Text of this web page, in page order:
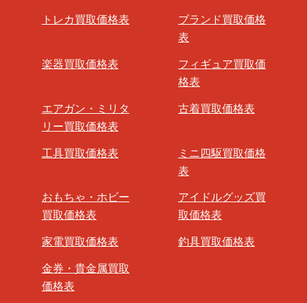
トレカ買取価格表
ブランド買取価格
表
楽器買取価格表
フィギュア買取価
格表
エアガン・ミリタ
リー買取価格表
古着買取価格表
工具買取価格表
ミニ四駆買取価格
表
おもちゃ・ホビー
買取価格表
アイドルグッズ買
取価格表
家電買取価格表 釣具買取価格表
金券・貴金属買取
価格表